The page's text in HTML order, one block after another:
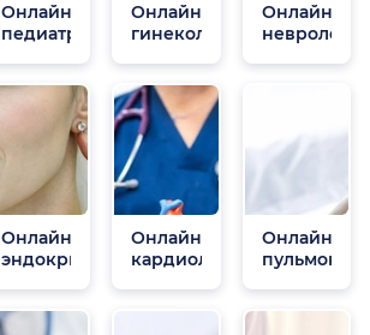
Онлайн
педиатры
Онлайн
гинекологи
Онлайн
неврологи
Онлайн
эндокринологи
Онлайн
кардиологи
Онлайн